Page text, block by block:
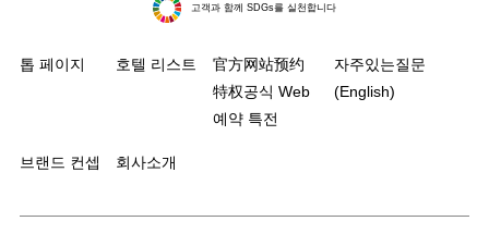
고객과 함께 SDGs를 실천합니다
톱 페이지 호텔 리스트
官方网站预约
特权공식 Web
예약 특전
자주있는질문
(English)
브랜드 컨셉 회사소개